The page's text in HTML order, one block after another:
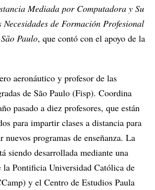
Mediada por Computadora y Su
de Formación Profesional
Paulo, que contó con el apoyo de la
aeronáutico y profesor de las
de São Paulo (Fisp). Coordina
pasado a diez profesores, que están
para impartir clases a distancia para
nuevos programas de enseñanza. La
siendo desarrollada mediante una
la Pontificia Universidad Católica de
y el Centro de Estudios Paula